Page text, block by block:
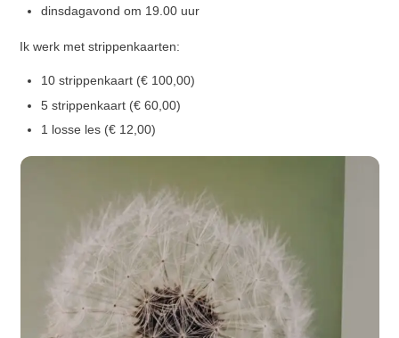
dinsdagavond om 19.00 uur
Ik werk met strippenkaarten:
10 strippenkaart (€ 100,00)
5 strippenkaart (€ 60,00)
1 losse les (€ 12,00)